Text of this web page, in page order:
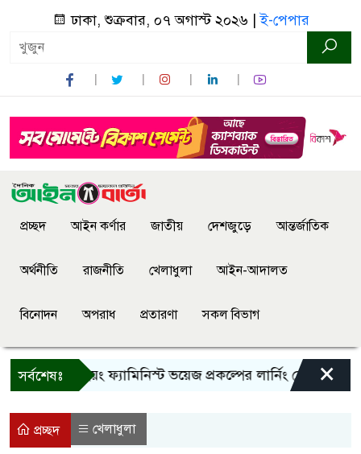
ঢাকা, শুক্রবার, ০৭ অগাস্ট ২০২৬ |ই-পেপার
প্রচ্ছদ আইন কর্ণার জাতীয় দেশজুড়ে আন্তর্জাতিক
অর্থনীতি রাজনীতি খেলাধুলা আইন-আদালত
বিনোদন অপরাধ প্রতারণা সকল বিভাগ
সর্বশেষঃ
বান্দরবানে ইয়ং ফ্যামিনিস্ট ভয়েজ প্রকল্পের লার্নিং শেয়ারিং×
প্রচ্ছদ খেলাধুলা